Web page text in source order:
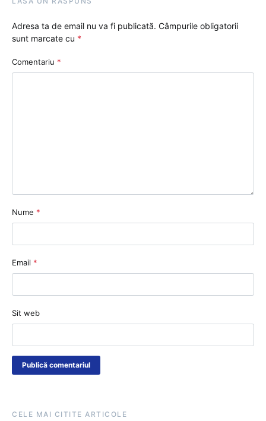
Adresa ta de email nu va fi publicată. Câmpurile obligatorii
sunt marcate cu *
Comentariu *
Nume *
Email *
Sit web
CELE MAI CITITE ARTICOLE